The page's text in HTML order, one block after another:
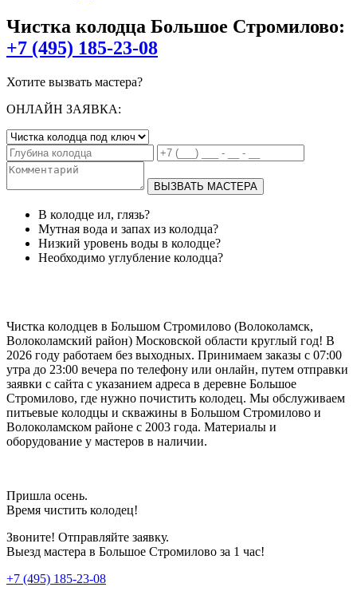
Чистка колодца Большое Стромилово:
+7 (495) 185-23-08
Хотите вызвать мастера?
ОНЛАЙН ЗАЯВКА:
ВЫЗВАТЬ МАСТЕРА
В колодце ил, глязь?
Мутная вода и запах из колодца?
Низкий уровень воды в колодце?
Необходимо углубление колодца?
Чистка колодцев в Большом Стромилово (Волоколамск,
Волоколамский район) Московской области круглый год! В
2026 году работаем без выходных. Принимаем заказы с 07:00
утра до 23:00 вечера по телефону или онлайн, путем отправки
заявки с сайта с указанием адреса в деревне Большое
Стромилово, где нужно почистить колодец. Мы обслуживаем
питьевые колодцы и скважины в Большом Стромилово и
Волоколамском районе с 2003 года. Материалы и
оборудование у мастеров в наличии.
Пришла осень.
Время чистить колодец!
Звоните! Отправляйте заявку.
Выезд мастера в Большое Стромилово за 1 час!
+7 (495) 185-23-08